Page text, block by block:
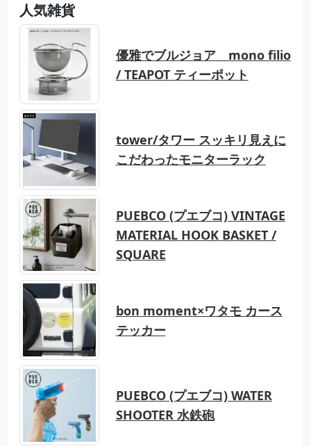
人気雑貨
優雅でブルジョア mono filio
/ TEAPOT ティーポット
tower/タワー スッキリ見えに
こだわったモニターラック
PUEBCO (プエブコ) VINTAGE
MATERIAL HOOK BASKET /
SQUARE
bon moment×ワタモ カース
テッカー
PUEBCO (プエブコ) WATER
SHOOTER 水鉄砲